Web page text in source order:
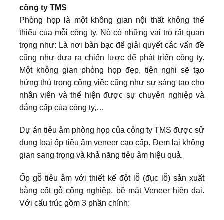
công ty TMS
Phòng họp là một không gian nội thất không thể
thiếu của mỗi công ty. Nó có những vai trò rất quan
trọng như: Là nơi bàn bạc để giải quyết các vấn đề
cũng như đưa ra chiến lược để phát triển công ty.
Một không gian phòng họp đẹp, tiện nghi sẽ tạo
hứng thú trong công việc cũng như sự sáng tạo cho
nhân viên và thể hiện được sự chuyên nghiệp và
đẳng cấp của công ty,…
Dự án tiêu âm phòng họp của công ty TMS được sử
dụng loại ốp tiêu âm veneer cao cấp. Đem lại không
gian sang trọng và khả năng tiêu âm hiệu quả.
Ốp gỗ tiêu âm với thiết kế đột lỗ (đục lỗ) sản xuất
bằng cốt gỗ công nghiệp, bề mặt Veneer hiện đại.
Với cấu trúc gồm 3 phần chính: